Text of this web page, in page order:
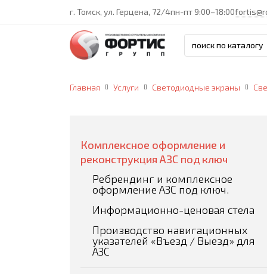
г. Томск, ул. Герцена, 72/4пн-пт 9:00–18:00
Главная Услуги Светодиодные экраны
Комплексное оформление и
реконструкция АЗС под ключ
Ребрендинг и комплексное
оформление АЗС под ключ.
Информационно-ценовая стела
Производство навигационных
указателей «Въезд / Выезд» для
АЗС